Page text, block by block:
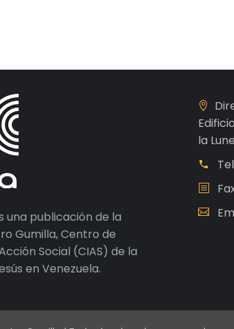
una publicación de la
Gumilla, Centro de
Social (CIAS) de la
en Venezuela.
la